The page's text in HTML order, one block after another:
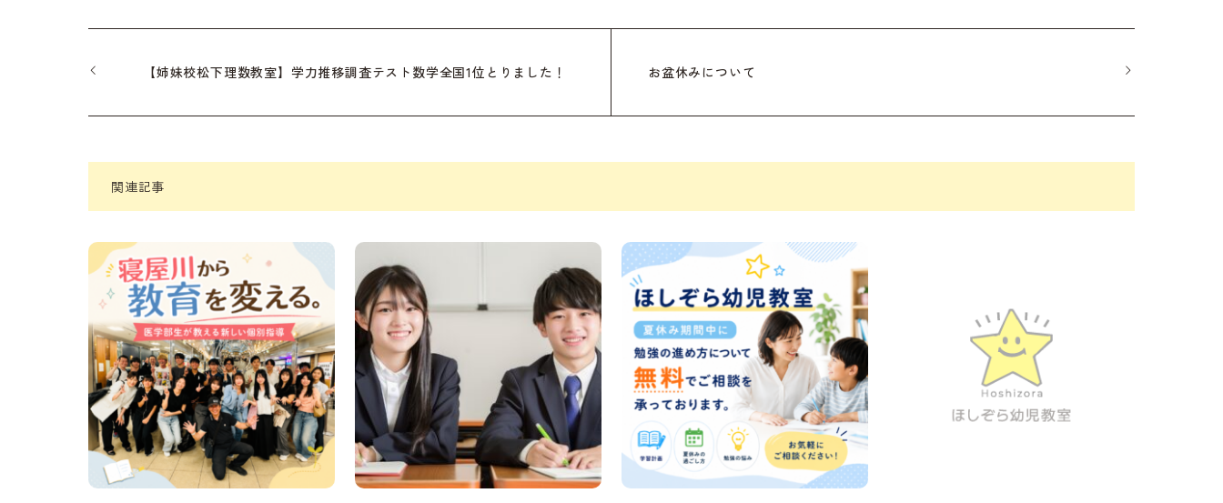
【姉妹校松下理数教室】学力推移調査テスト数学全国1位とりました！ お盆休みについて
関連記事